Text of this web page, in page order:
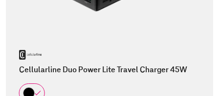
Cellularline Duo Power Lite Travel Charger 45W